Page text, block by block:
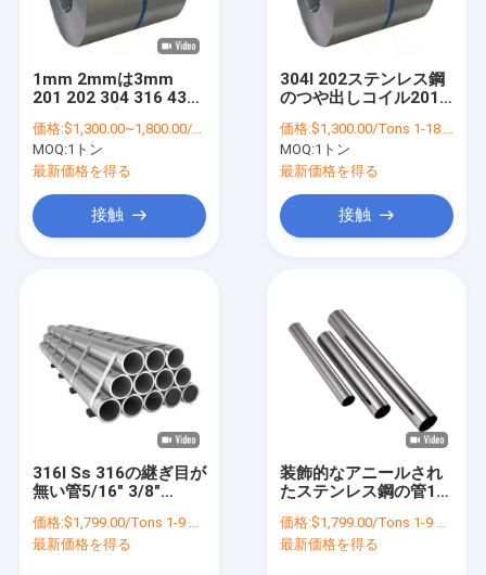
家
プロダクト
品質管理
1mm 2mmは3mm
201 202 304 316 430
の金属片2Bの表面を冷
間圧延した
価格:$1,300.00~1,800.00/Tons
MOQ:1トン
最新価格を得る
接触
304l 202ステンレス鋼
のつや出しコイル201
410 420
価格:$1,300.00/Tons 1-18 Tons
MOQ:1トン
最新価格を得る
接触
316l Ss 316の継ぎ目が
無い管5/16" 3/8"
ンレス鋼の管316の等
級
価格:$1,799.00/Tons 1-9 Tons
最新価格を得る
装飾的なアニールされ
たステンレス鋼の管1/2
304 304L
価格:$1,799.00/Tons 1-9 Tons
最新価格を得る